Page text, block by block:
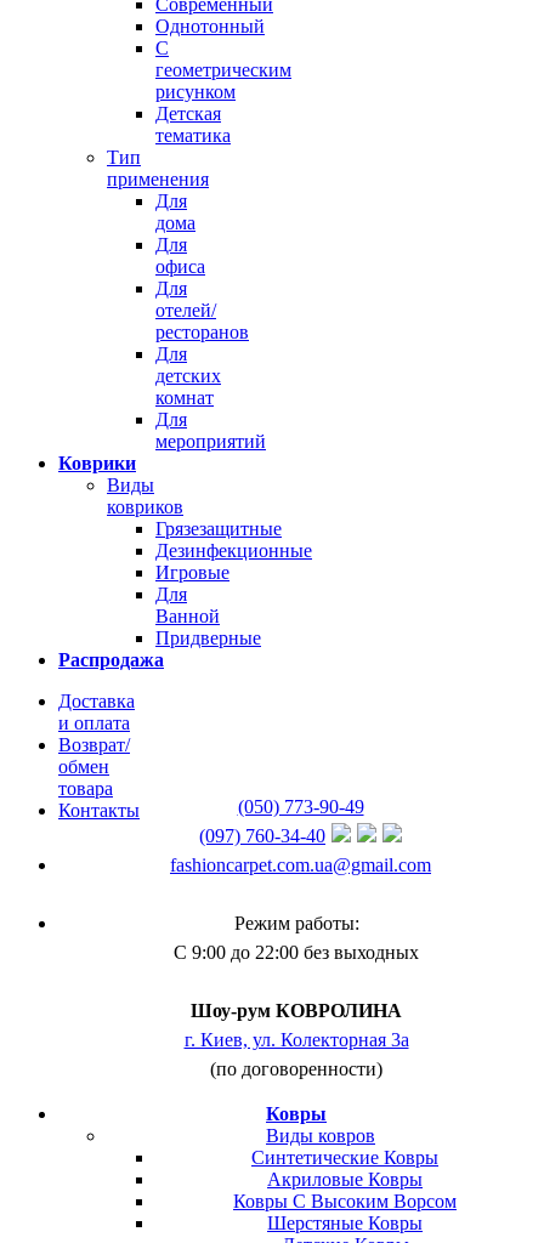
Однотонный
С
геометрическим
рисунком
Детская
тематика
Тип
применения
Для
дома
Для
офиса
Для
отелей/
ресторанов
Для
детских
комнат
Для
мероприятий
Коврики
Виды
ковриков
Грязезащитные
Дезинфекционные
Игровые
Для
Ванной
Придверные
Распродажа
Доставка
и оплата
Возврат/
обмен
товара
Контакты
(050) 773-90-49
(097) 760-34-40
fashioncarpet.com.ua@gmail.com
Режим работы:
С 9:00 до 22:00 без выходных
Шоу-рум КОВРОЛИНА
г. Киев, ул. Колекторная 3а
(по договоренности)
Ковры
Виды ковров
Синтетические Ковры
Акриловые Ковры
Ковры С Высоким Ворсом
Шерстяные Ковры